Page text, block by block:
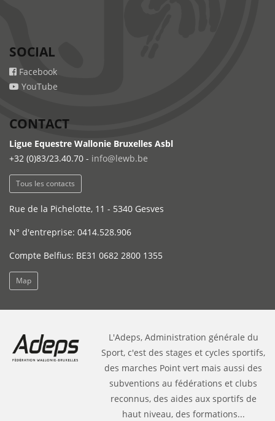
SOCIAL
Facebook
YouTube
CONTACT
Ligue Equestre Wallonie Bruxelles Asbl
+32 (0)83/23.40.70 - info@lewb.be
Tous les contacts
Rue de la Pichelotte, 11 - 5340 Gesves
N° d'entreprise: 0414.528.906
Compte Belfius: BE31 0682 2800 1355
Map
L'Adeps, Administration générale du
Sport, c'est des stages et cycles sportifs,
des marches Point vert mais aussi des
subventions au fédérations et clubs
reconnus, des aides aux sportifs de
haut niveau, des formations...